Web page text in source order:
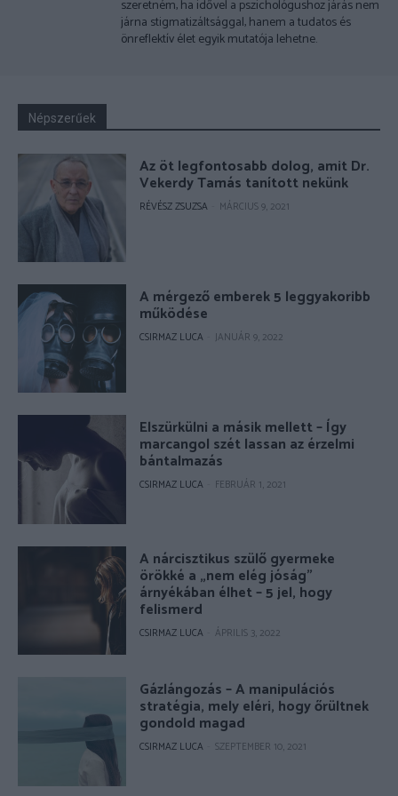
szeretném, ha idővel a pszichológushoz járás nem
járna stigmatizáltsággal, hanem a tudatos és
önreflektív élet egyik mutatója lehetne.
Népszerűek
Az öt legfontosabb dolog, amit Dr.
Vekerdy Tamás tanított nekünk
RÉVÉSZ ZSUZSA MÁRCIUS 9, 2021
A mérgező emberek 5 leggyakoribb
működése
CSIRMAZ LUCA JANUÁR 9, 2022
Elszürkülni a másik mellett – Így
marcangol szét lassan az érzelmi
bántalmazás
CSIRMAZ LUCA FEBRUÁR 1, 2021
A nárcisztikus szülő gyermeke
örökké a „nem elég jóság”
árnyékában élhet – 5 jel, hogy
felismerd
CSIRMAZ LUCA ÁPRILIS 3, 2022
Gázlángozás – A manipulációs
stratégia, mely eléri, hogy őrültnek
gondold magad
CSIRMAZ LUCA SZEPTEMBER 10, 2021